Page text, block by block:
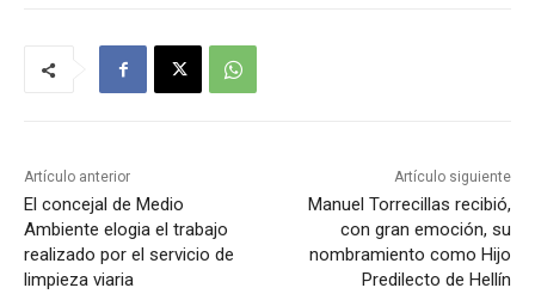
Artículo anterior
El concejal de Medio
Ambiente elogia el trabajo
realizado por el servicio de
limpieza viaria
Artículo siguiente
Manuel Torrecillas recibió,
con gran emoción, su
nombramiento como Hijo
Predilecto de Hellín